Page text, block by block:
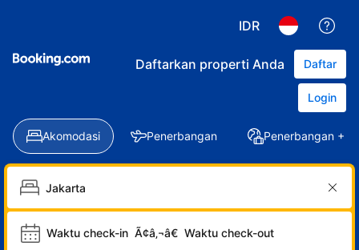
IDR
Daftarkan properti Anda Daftar
Login
Akomodasi Penerbangan Penerbangan +
Waktu check-in Ã¢â‚¬â€ Waktu check-out